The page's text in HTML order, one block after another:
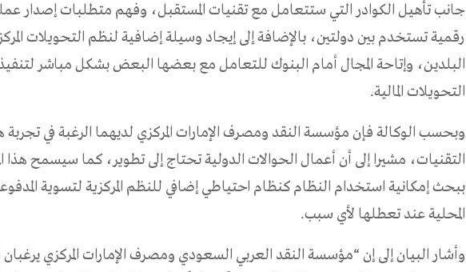
جانب تأهيل الكوادر التي ستتعامل مع تقنيات المستقبل، وفهم متطلبات إصدار
رقمية تستخدم بين دولتين، بالإضافة إلى إيجاد وسيلة إضافية لنظم التحويلات
البلدين، وإتاحة المجال أمام البنوك للتعامل مع بعضها البعض بشكل مباشر
التحويلات المالية.
وبحسب الوكالة فإن مؤسسة النقد ومصرف الإمارات المركزي لديهما الرغبة في تجربة
التقنيات، مشيرا إلى أن أعمال الحوالات الدولية تحتاج إلى تطوير، كما سيسمح هذا
ببحث إمكانية استخدام النظام كنظام احتياطي إضافي للنظم المركزية لتسوية
المحلية عند تعطلها لأي سبب.
وأشار البيان إلى إن “مؤسسة النقد العربي السعودي ومصرف الإمارات المركزي يرغبان